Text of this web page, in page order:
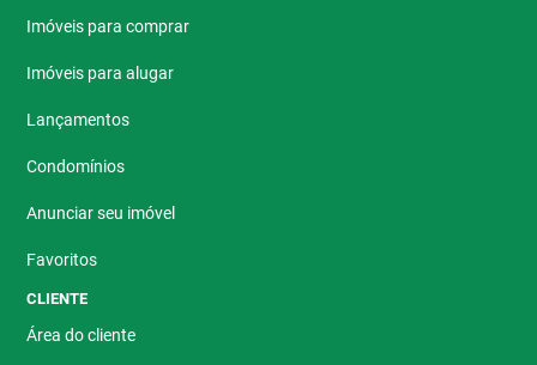
Imóveis para comprar
Imóveis para alugar
Lançamentos
Condomínios
Anunciar seu imóvel
Favoritos
CLIENTE
Área do cliente